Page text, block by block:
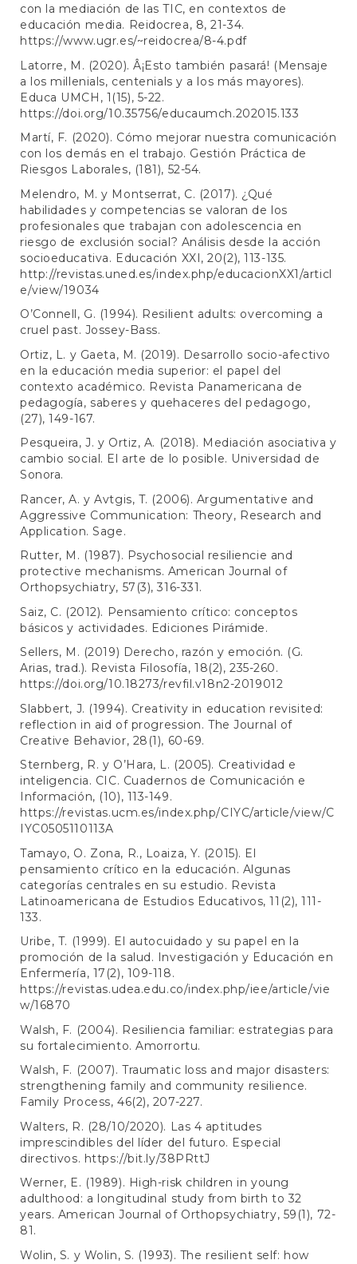
con la mediación de las TIC, en contextos de
educación media. Reidocrea, 8, 21-34.
https://www.ugr.es/~reidocrea/8-4.pdf
Latorre, M. (2020). Â¡Esto también pasará! (Mensaje
a los millenials, centenials y a los más mayores).
Educa UMCH, 1(15), 5-22.
https://doi.org/10.35756/educaumch.202015.133
Martí, F. (2020). Cómo mejorar nuestra comunicación
con los demás en el trabajo. Gestión Práctica de
Riesgos Laborales, (181), 52-54.
Melendro, M. y Montserrat, C. (2017). ¿Qué
habilidades y competencias se valoran de los
profesionales que trabajan con adolescencia en
riesgo de exclusión social? Análisis desde la acción
socioeducativa. Educación XXI, 20(2), 113-135.
http://revistas.uned.es/index.php/educacionXX1/articl
e/view/19034
O’Connell, G. (1994). Resilient adults: overcoming a
cruel past. Jossey-Bass.
Ortiz, L. y Gaeta, M. (2019). Desarrollo socio-afectivo
en la educación media superior: el papel del
contexto académico. Revista Panamericana de
pedagogía, saberes y quehaceres del pedagogo,
(27), 149-167.
Pesqueira, J. y Ortiz, A. (2018). Mediación asociativa y
cambio social. El arte de lo posible. Universidad de
Sonora.
Rancer, A. y Avtgis, T. (2006). Argumentative and
Aggressive Communication: Theory, Research and
Application. Sage.
Rutter, M. (1987). Psychosocial resiliencie and
protective mechanisms. American Journal of
Orthopsychiatry, 57(3), 316-331.
Saiz, C. (2012). Pensamiento crítico: conceptos
básicos y actividades. Ediciones Pirámide.
Sellers, M. (2019) Derecho, razón y emoción. (G.
Arias, trad.). Revista Filosofía, 18(2), 235-260.
https://doi.org/10.18273/revfil.v18n2-2019012
Slabbert, J. (1994). Creativity in education revisited:
reflection in aid of progression. The Journal of
Creative Behavior, 28(1), 60-69.
Sternberg, R. y O’Hara, L. (2005). Creatividad e
inteligencia. CIC. Cuadernos de Comunicación e
Información, (10), 113-149.
https://revistas.ucm.es/index.php/CIYC/article/view/C
IYC0505110113A
Tamayo, O. Zona, R., Loaiza, Y. (2015). El
pensamiento crítico en la educación. Algunas
categorías centrales en su estudio. Revista
Latinoamericana de Estudios Educativos, 11(2), 111-
133.
Uribe, T. (1999). El autocuidado y su papel en la
promoción de la salud. Investigación y Educación en
Enfermería, 17(2), 109-118.
https://revistas.udea.edu.co/index.php/iee/article/vie
w/16870
Walsh, F. (2004). Resiliencia familiar: estrategias para
su fortalecimiento. Amorrortu.
Walsh, F. (2007). Traumatic loss and major disasters:
strengthening family and community resilience.
Family Process, 46(2), 207-227.
Walters, R. (28/10/2020). Las 4 aptitudes
imprescindibles del líder del futuro. Especial
directivos. https://bit.ly/38PRttJ
Werner, E. (1989). High-risk children in young
adulthood: a longitudinal study from birth to 32
years. American Journal of Orthopsychiatry, 59(1), 72-
81.
Wolin, S. y Wolin, S. (1993). The resilient self: how